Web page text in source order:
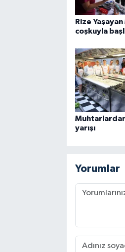
Rize
coşkuyla
yarışı
Yorumlar